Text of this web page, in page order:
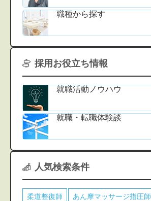
職種から探す
採用お役立ち情報
就職活動ノウハウ
就職・転職体験談
人気検索条件
柔道整復師 あん摩マッサージ指圧師